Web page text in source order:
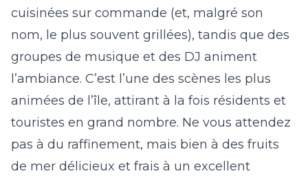
cuisinées sur commande (et, malgré son
nom, le plus souvent grillées), tandis que des
groupes de musique et des DJ animent
l’ambiance. C’est l’une des scènes les plus
animées de l’île, attirant à la fois résidents et
touristes en grand nombre. Ne vous attendez
pas à du raffinement, mais bien à des fruits
de mer délicieux et frais à un excellent